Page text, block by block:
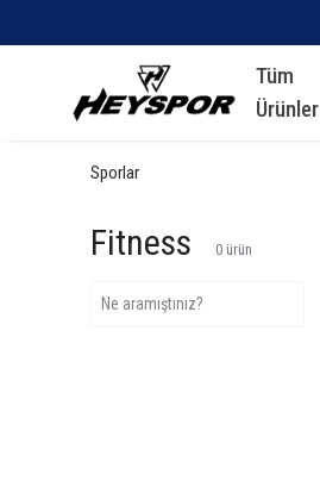
Tüm
Ürünler
Sporlar
Fitness 0 ürün